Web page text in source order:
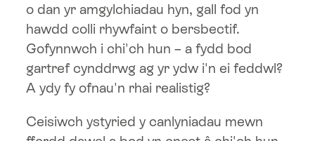
o dan yr amgylchiadau hyn, gall fod yn
hawdd colli rhywfaint o bersbectif.
Gofynnwch i chi'ch hun – a fydd bod
gartref cynddrwg ag yr ydw i'n ei feddwl?
A ydy fy ofnau'n rhai realistig?
Ceisiwch ystyried y canlyniadau mewn